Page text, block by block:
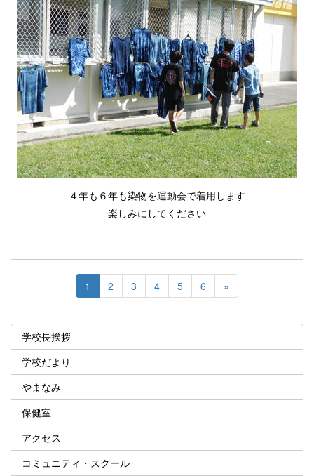
４年も６年も染物を運動会で着用します
楽しみにしてください
1 2 3 4 5 6 »
学校長挨拶
学校だより
やまなみ
保健室
アクセス
コミュニティ・スクール